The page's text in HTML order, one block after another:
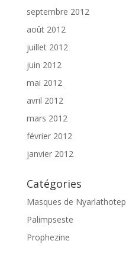
septembre 2012
août 2012
juillet 2012
juin 2012
mai 2012
avril 2012
mars 2012
février 2012
janvier 2012
Catégories
Masques de Nyarlathotep
Palimpseste
Prophezine